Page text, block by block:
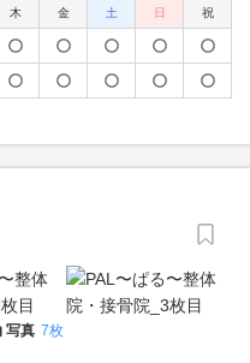
木 金 土 日 祝
写真 7枚